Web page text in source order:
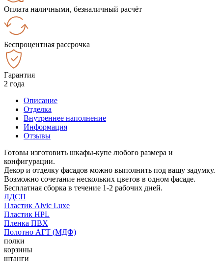
Оплата наличными, безналичный расчёт
Беспроцентная рассрочка
Гарантия
2 года
Описание
Отделка
Внутреннее наполнение
Информация
Отзывы
Готовы изготовить шкафы-купе любого размера и
конфигурации.
Декор и отделку фасадов можно выполнить под вашу задумку.
Возможно сочетание нескольких цветов в одном фасаде.
Бесплатная сборка в течение 1-2 рабочих дней.
ЛДСП
Пластик Alvic Luxe
Пластик HPL
Пленка ПВХ
Полотно АГТ (МДФ)
полки
корзины
штанги